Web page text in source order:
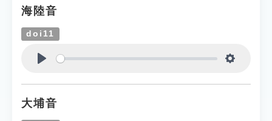
海陸音
doi11
大埔音